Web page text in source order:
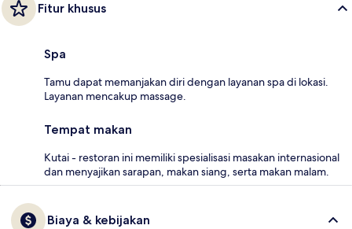
Fitur khusus
Spa
Tamu dapat memanjakan diri dengan layanan spa di lokasi.
Layanan mencakup massage.
Tempat makan
Kutai - restoran ini memiliki spesialisasi masakan internasional
dan menyajikan sarapan, makan siang, serta makan malam.
Biaya & kebijakan